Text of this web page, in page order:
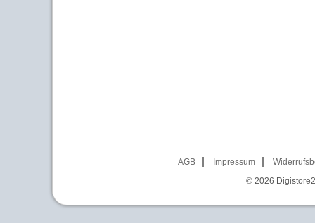
AGB Impressum
© 2026